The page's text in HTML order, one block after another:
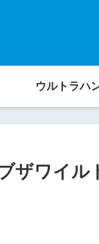
ウルトラハ
ザワイ